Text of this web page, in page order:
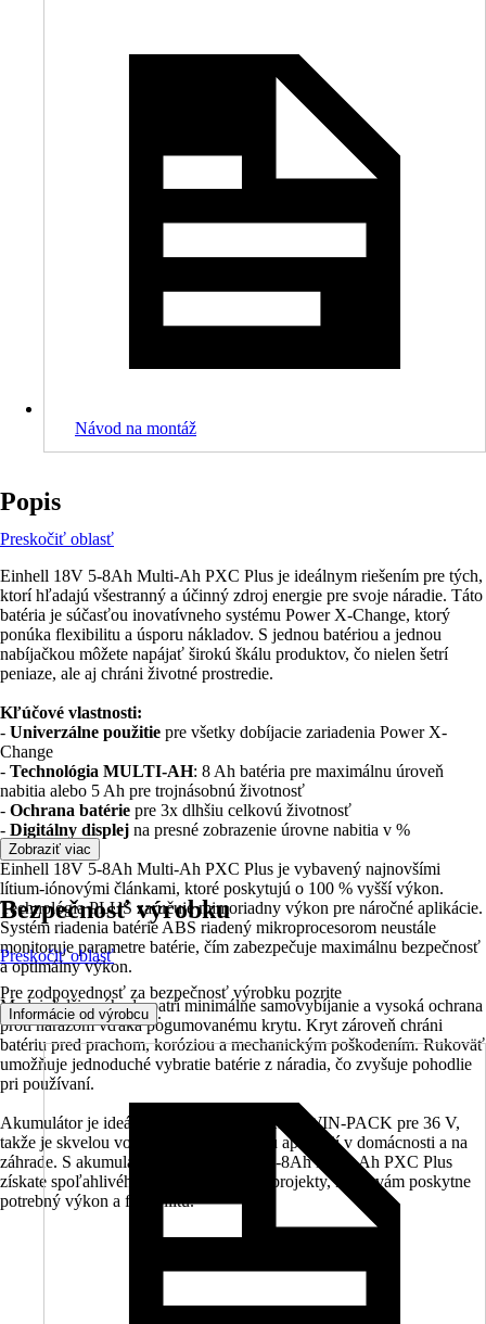
Návod na montáž
Popis
Preskočiť oblasť
Einhell 18V 5-8Ah Multi-Ah PXC Plus je ideálnym riešením pre tých,
ktorí hľadajú všestranný a účinný zdroj energie pre svoje náradie. Táto
batéria je súčasťou inovatívneho systému Power X-Change, ktorý
ponúka flexibilitu a úsporu nákladov. S jednou batériou a jednou
nabíjačkou môžete napájať širokú škálu produktov, čo nielen šetrí
peniaze, ale aj chráni životné prostredie.
Kľúčové vlastnosti:
- Univerzálne použitie pre všetky dobíjacie zariadenia Power X-
Change
- Technológia MULTI-AH: 8 Ah batéria pre maximálnu úroveň
nabitia alebo 5 Ah pre trojnásobnú životnosť
- Ochrana batérie pre 3x dlhšiu celkovú životnosť
- Digitálny displej na presné zobrazenie úrovne nabitia v %
Einhell 18V 5-8Ah Multi-Ah PXC Plus je vybavený najnovšími
lítium-iónovými článkami, ktoré poskytujú o 100 % vyšší výkon.
Technológia PLUS zaručuje mimoriadny výkon pre náročné aplikácie.
Systém riadenia batérie ABS riadený mikroprocesorom neustále
monitoruje parametre batérie, čím zabezpečuje maximálnu bezpečnosť
a optimálny výkon.
Medzi ďalšie výhody patrí minimálne samovybíjanie a vysoká ochrana
proti nárazom vďaka pogumovanému krytu. Kryt zároveň chráni
batériu pred prachom, koróziou a mechanickým poškodením. Rukoväť
umožňuje jednoduché vybratie batérie z náradia, čo zvyšuje pohodlie
pri používaní.
Akumulátor je ideálny na použitie v balení TWIN-PACK pre 36 V,
takže je skvelou voľbou pre širokú škálu aplikácií v domácnosti a na
záhrade. S akumulátorom Einhell 18V 5-8Ah Multi-Ah PXC Plus
získate spoľahlivého partnera pre svoje projekty, ktorý vám poskytne
potrebný výkon a flexibilitu.
Zobraziť viac
Bezpečnosť výrobku
Preskočiť oblasť
Pre zodpovednosť za bezpečnosť výrobku pozrite
Informácie od výrobcu .